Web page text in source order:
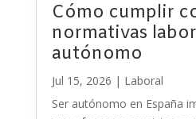
Cómo cumplir
normativas
autónomo
Jul 15, 2026 | Laboral
Ser autónomo en España